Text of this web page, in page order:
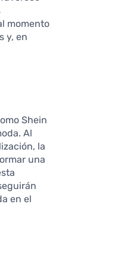
momento
y, en
Shein
Al
la
una
en el